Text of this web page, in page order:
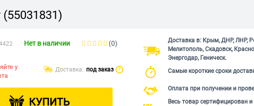
Нет в наличии (0)
у
Доставка: под заказ ?
КУПИТЬ
Доставка в: Крым, ДНР, ЛНР,
Мелитополь, Скадовск,
Энергодар, Геническ.
Самые короткие сроки
Оплата при получении и
Весь товар сертифицирован